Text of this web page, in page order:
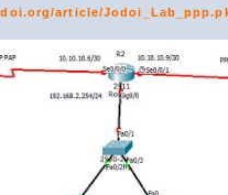
article/